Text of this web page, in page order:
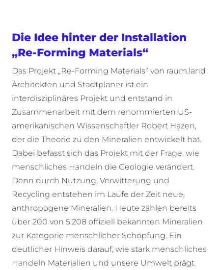
Die Idee hinter der Installation
„Re-Forming Materials“
Das Projekt „Re-Forming Materials“ von raum.land
Architekten und Stadtplaner ist ein
interdisziplinäres Projekt und entstand in
Zusammenarbeit mit dem renommierten US-
amerikanischen Wissenschaftler Robert Hazen,
der die Theorie zu den Mineralien entwickelt hat.
Dabei befasst sich das Projekt mit der Frage, wie
menschliches Handeln die Geologie verändert.
Denn durch Nutzung, Verwitterung und
Recycling entstehen im Laufe der Zeit neue,
anthropogene Mineralien. Heute zählen bereits
über 200 von 5.208 offiziell bekannten Mineralien
zur Kategorie menschlicher Schöpfung. Ein
deutlicher Hinweis darauf, wie stark menschliches
Handeln Materialien und unsere Umwelt prägt